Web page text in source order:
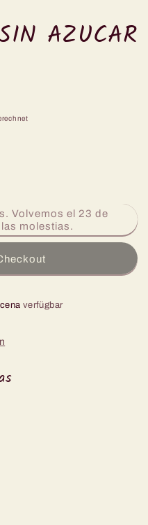
AZUCAR
Volvemos el 23 de
molestias.
verfügbar